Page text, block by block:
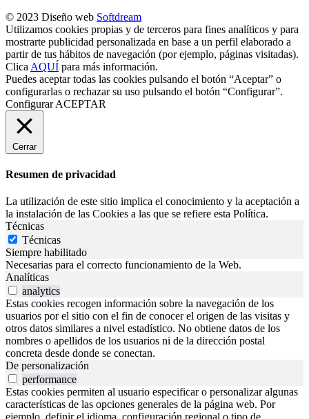
© 2023 Diseño web Softdream
Utilizamos cookies propias y de terceros para fines analíticos y para
mostrarte publicidad personalizada en base a un perfil elaborado a
partir de tus hábitos de navegación (por ejemplo, páginas visitadas).
Clica AQUÍ para más información.
Puedes aceptar todas las cookies pulsando el botón “Aceptar” o
configurarlas o rechazar su uso pulsando el botón “Configurar”.
Configurar ACEPTAR
Cerrar
Resumen de privacidad
La utilización de este sitio implica el conocimiento y la aceptación a
la instalación de las Cookies a las que se refiere esta Política.
Técnicas
Técnicas
Siempre habilitado
Necesarias para el correcto funcionamiento de la Web.
Analíticas
analytics
Estas cookies recogen información sobre la navegación de los
usuarios por el sitio con el fin de conocer el origen de las visitas y
otros datos similares a nivel estadístico. No obtiene datos de los
nombres o apellidos de los usuarios ni de la dirección postal
concreta desde donde se conectan.
De personalización
performance
Estas cookies permiten al usuario especificar o personalizar algunas
características de las opciones generales de la página web. Por